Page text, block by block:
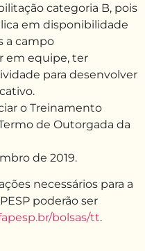
categoria B, pois
em disponibilidade
a campo
em equipe, ter
para desenvolver
o Treinamento
de Outorgada da
de 2019.
necessários para a
poderão ser
bolsas/tt.